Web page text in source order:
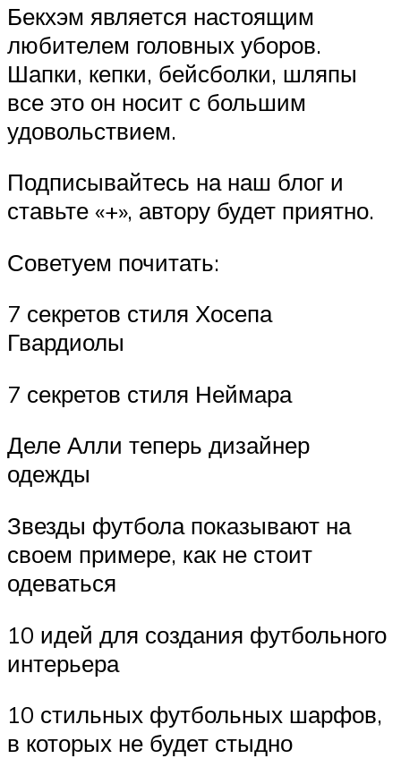
Бекхэм является настоящим
любителем головных уборов.
Шапки, кепки, бейсболки, шляпы
все это он носит с большим
удовольствием.
Подписывайтесь на наш блог и
ставьте «+», автору будет приятно.
Советуем почитать:
7 секретов стиля Хосепа
Гвардиолы
7 секретов стиля Неймара
Деле Алли теперь дизайнер
одежды
Звезды футбола показывают на
своем примере, как не стоит
одеваться
10 идей для создания футбольного
интерьера
10 стильных футбольных шарфов,
в которых не будет стыдно